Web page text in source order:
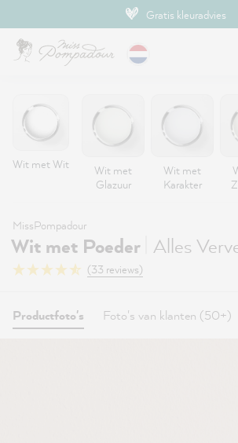
Gratis kleuradvies
Wit met Wit
Wit met
Glazuur
Wit met
Karakter
MissPompadour
Wit met Poeder Alles
(33 reviews)
Productfoto's Foto's van klanten (50+)